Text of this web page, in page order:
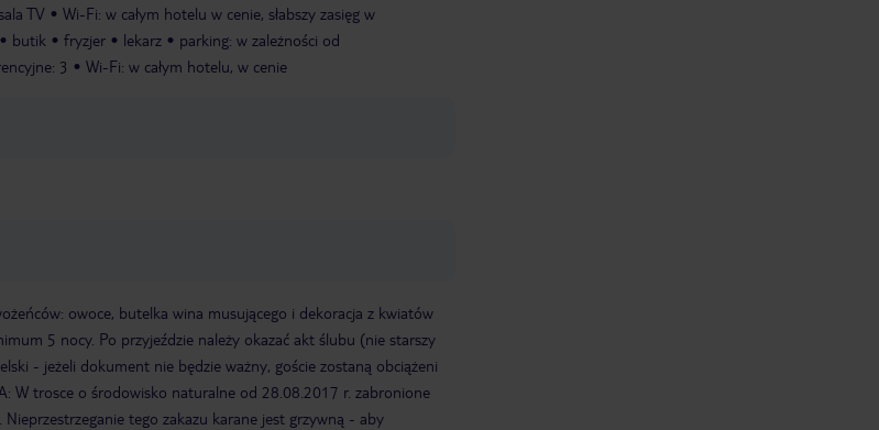
sala TV
Wi-Fi: w całym hotelu w cenie, słabszy zasięg w
butik fryzjer lekarz
parking: w zależności od
3 Wi-Fi: w całym hotelu, w cenie
owoce, butelka wina musującego i dekoracja z kwiatów
5 nocy. Po przyjeździe należy okazać akt ślubu (nie starszy
- jeżeli dokument nie będzie ważny, goście zostaną obciążeni
W trosce o środowisko naturalne od 28.08.2017 r. zabronione
tego zakazu karane jest grzywną - aby